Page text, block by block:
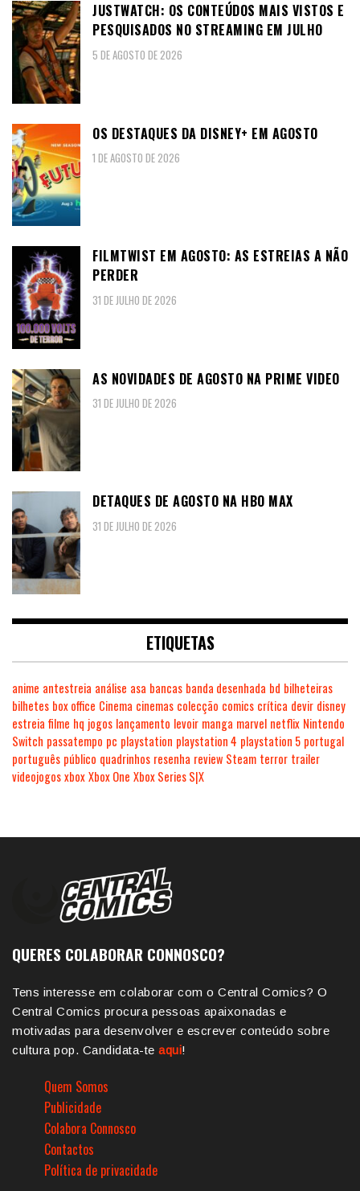
JUSTWATCH: OS CONTEÚDOS MAIS VISTOS E
PESQUISADOS NO STREAMING EM JULHO
5 DE AGOSTO DE 2026
OS DESTAQUES DA DISNEY+ EM AGOSTO
1 DE AGOSTO DE 2026
FILMTWIST EM AGOSTO: AS ESTREIAS A NÃO
PERDER
31 DE JULHO DE 2026
AS NOVIDADES DE AGOSTO NA PRIME VIDEO
31 DE JULHO DE 2026
DETAQUES DE AGOSTO NA HBO MAX
31 DE JULHO DE 2026
ETIQUETAS
anime antestreia análise asa bancas banda desenhada bd bilheteiras
bilhetes box office Cinema cinemas colecção comics crítica devir disney
estreia filme hq jogos lançamento levoir manga marvel netflix Nintendo
Switch passatempo pc playstation playstation 4 playstation 5 portugal
português público quadrinhos resenha review Steam terror trailer
videojogosxboxXbox One Xbox Series S|X
QUERES COLABORAR CONNOSCO?
Tens interesse em colaborar com o Central Comics? O
Central Comics procura pessoas apaixonadas e
motivadas para desenvolver e escrever conteúdo sobre
cultura pop. Candidata-te aqui!
Quem Somos
Publicidade
Colabora Connosco
Contactos
Política de privacidade